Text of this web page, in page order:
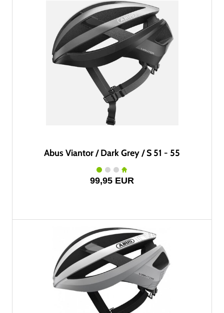
Abus Viantor / Dark Grey / S 51 - 55
99,95 EUR